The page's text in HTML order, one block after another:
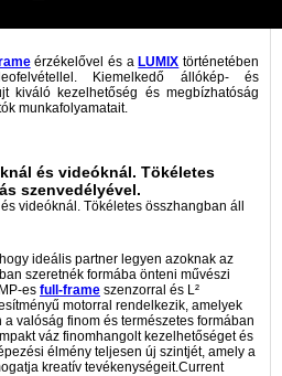
érzékelővel és aLUMIX történetében
Kiemelkedő állókép- és
kiváló kezelhetőség és megbízhatóság
munkafolyamatait.
és videóknál. Tökéletes
szenvedélyével.
ideális partner legyen azoknak az
szeretnék formába önteni művészi
es full-frame szenzorral és L²
motorral rendelkezik, amelyek
valóság finom és természetes formában
váz finomhangolt kezelhetőséget és
élmény teljesen új szintjét, amely a
kreatív tevékenységeit.Current